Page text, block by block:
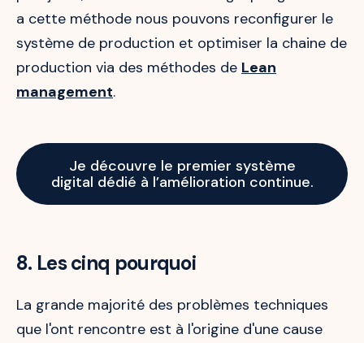
a cette méthode nous pouvons reconfigurer le
système de production et optimiser la chaine de
production via des méthodes de Lean
management.
Je découvre le premier système
digital dédié à l’amélioration continue.
8. Les cinq pourquoi
La grande majorité des problèmes techniques
que l'ont rencontre est à l'origine d'une cause